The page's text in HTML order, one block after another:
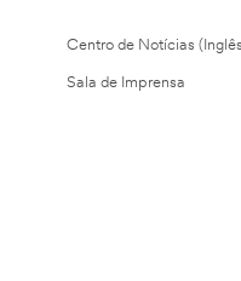
Centro de Notícias
Sala de Imprensa